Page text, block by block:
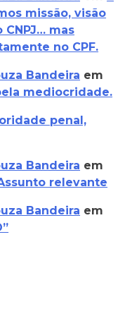
missão, visão
CNPJ… mas
no CPF.
Bandeira em
mediocridade.
penal,
Bandeira em
relevante
Bandeira em